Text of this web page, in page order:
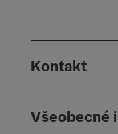
Kontakt
Všeobecné